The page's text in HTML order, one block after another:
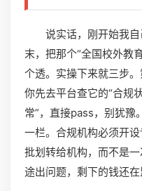
说实话，刚开始我
末，把那个“全国校外教
个透。实操下来就三步。
你先去平台查它的“合规
常”，直接pass，别犹豫
一栏。合规机构必须开
批划转给机构，而不是
途出问题，剩下的钱还在